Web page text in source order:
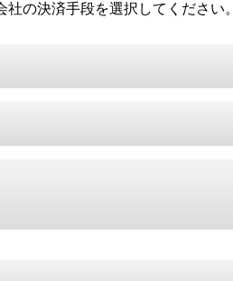
社の決済手段を選択してください。